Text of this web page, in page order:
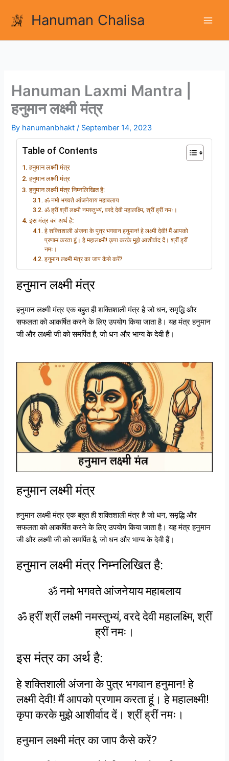
content
Hanuman Chalisa
Hanuman Laxmi Mantra |
हनुमान लक्ष्मी मंत्र
By hanumanbhakt/ September 14, 2023
Table of Contents
हनुमान लक्ष्मी मंत्र
हनुमान लक्ष्मी मंत्र
हनुमान लक्ष्मी मंत्र निम्नलिखित है:
ॐ नमो भगवते आंजनेयाय महाबलाय
ॐ ह्रीं श्रीं लक्ष्मी नमस्तुभ्यं, वरदे देवी महालक्ष्मि, श्रीं ह्रीं नमः।
इस मंत्र का अर्थ है:
हे शक्तिशाली अंजना के पुत्र भगवान हनुमान! हे लक्ष्मी देवी! मैं आपको
प्रणाम करता हूं। हे महालक्ष्मी! कृपा करके मुझे आशीर्वाद दें। श्रीं ह्रीं
नमः।
हनुमान लक्ष्मी मंत्र का जाप कैसे करें?
हनुमान लक्ष्मी मंत्र
हनुमान लक्ष्मी मंत्र एक बहुत ही शक्तिशाली मंत्र है जो धन, समृद्धि और
सफलता को आकर्षित करने के लिए उपयोग किया जाता है। यह मंत्र हनुमान
जी और लक्ष्मी जी को समर्पित है, जो धन और भाग्य के देवी हैं।
हनुमान लक्ष्मी मंत्र
हनुमान लक्ष्मी मंत्र एक बहुत ही शक्तिशाली मंत्र है जो धन, समृद्धि और
सफलता को आकर्षित करने के लिए उपयोग किया जाता है। यह मंत्र हनुमान
जी और लक्ष्मी जी को समर्पित है, जो धन और भाग्य के देवी हैं।
हनुमान लक्ष्मी मंत्र निम्नलिखित है:
ॐ नमो भगवते आंजनेयाय महाबलाय
ॐ ह्रीं श्रीं लक्ष्मी नमस्तुभ्यं, वरदे देवी महालक्ष्मि, श्रीं
ह्रीं नमः।
इस मंत्र का अर्थ है:
हे शक्तिशाली अंजना के पुत्र भगवान हनुमान! हे
लक्ष्मी देवी! मैं आपको प्रणाम करता हूं। हे महालक्ष्मी!
कृपा करके मुझे आशीर्वाद दें। श्रीं ह्रीं नमः।
हनुमान लक्ष्मी मंत्र का जाप कैसे करें?